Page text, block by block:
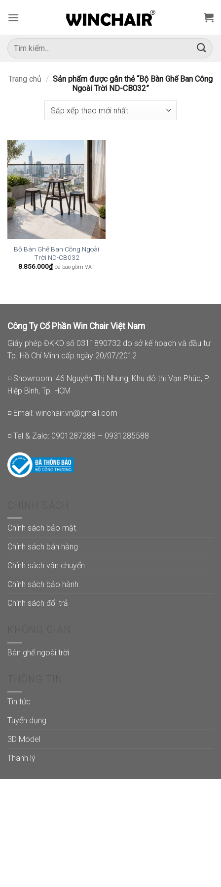
qua
dung
Tìm
kiếm:
Trang chủ / Sản phẩm được gắn thẻ “Bộ Bàn Ghế Ban Công
Ngoài Trời ND-CB032”
Bộ Bàn Ghế Ban Công Ngoài
Trời ND-CB032
8.856.000₫ Đã bao gồm VAT
Công Ty Cổ Phần Win Chair Việt Nam
Giấy phép ĐKKD số 0311890732 do sở kế hoạch và đầu tư
Tp. Hồ Chí Minh cấp ngày 20/07/2012
◽ Showroom: 46 Nguyễn Thị Nhung, Khu đô thị Vạn Phúc, P.
Hiệp Bình, Tp. HCM
◽ Email: winchair.vn@gmail.com
◽ Tel & Zalo: 0901287288 – 0931285588
Chính sách bảo mật
Chính sách bán hàng
Chính sách vận chuyển
Chính sách bảo hành
Chính sách đổi trả
Bàn ghế ngoài trời
Tin tức
Tuyển dụng
3D Model
Thanh lý